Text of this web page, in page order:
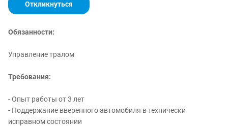
Откликнуться
Обязанности:
Управление тралом
Требования:
- Опыт работы от 3 лет
- Поддержание вверенного автомобиля в технически
исправном состоянии